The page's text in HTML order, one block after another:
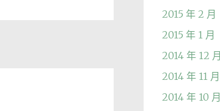
2015 年 2 月
2015 年 1 月
2014 年 12 月
2014 年 11 月
2014 年 10 月